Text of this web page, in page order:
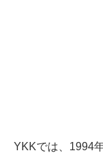
YKKでは、1994